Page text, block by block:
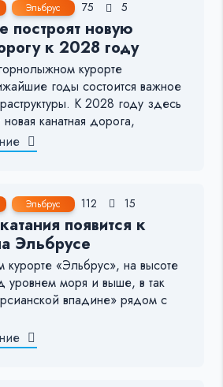
Эльбрус
2-3 мин. 75 5
построят новую
к 2028 году
курорте
годы состоится важное
К 2028 году здесь
канатная дорога,
Эльбрус
< 1 мин. 112 15
появится к
Эльбрусе
«Эльбрус», на высоте
уровнем моря и выше, в так
впадине» рядом с